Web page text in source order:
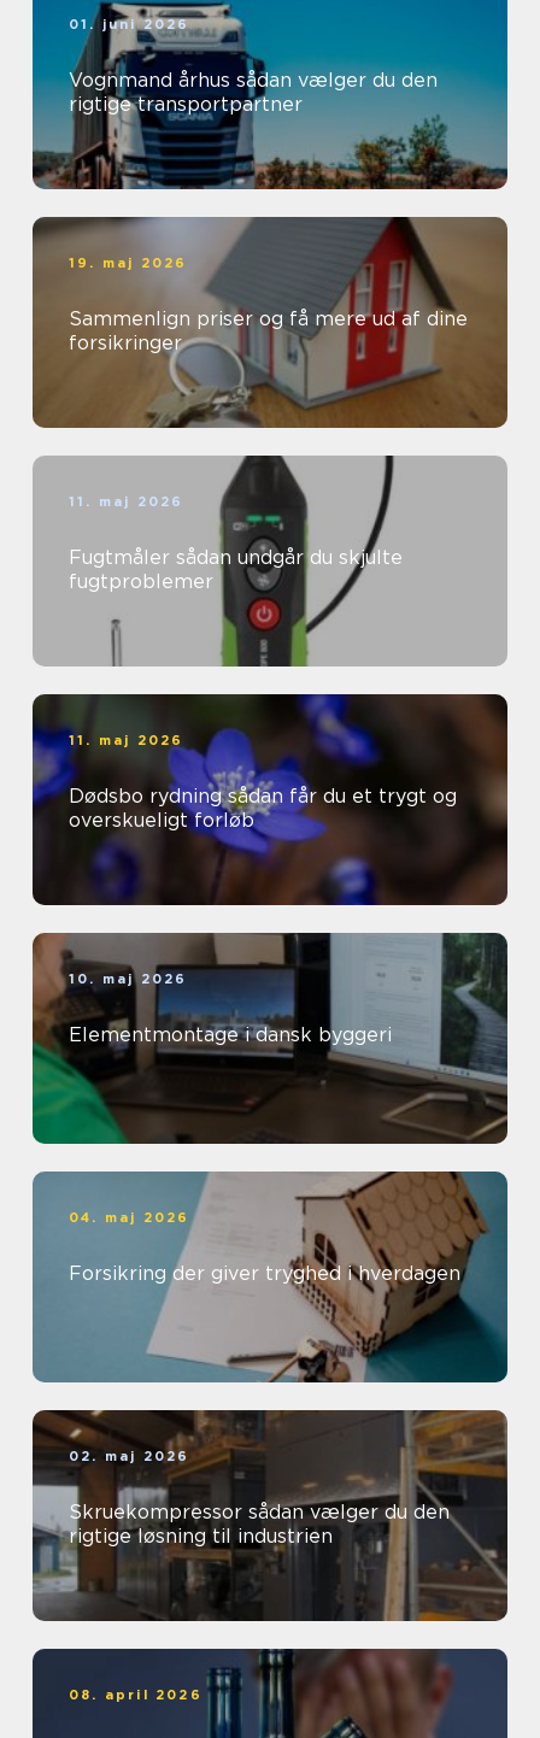
01. juni 2026
Vognmand århus sådan vælger du den
rigtige transportpartner
19. maj 2026
Sammenlign priser og få mere ud af dine
forsikringer
11. maj 2026
Fugtmåler sådan undgår du skjulte
fugtproblemer
11. maj 2026
Dødsbo rydning sådan får du et trygt og
overskueligt forløb
10. maj 2026
Elementmontage i dansk byggeri
04. maj 2026
Forsikring der giver tryghed i hverdagen
02. maj 2026
Skruekompressor sådan vælger du den
rigtige løsning til industrien
08. april 2026